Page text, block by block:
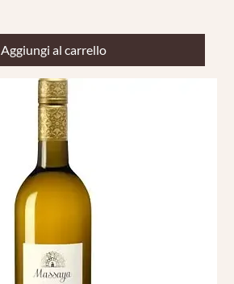
Aggiungi al carrello